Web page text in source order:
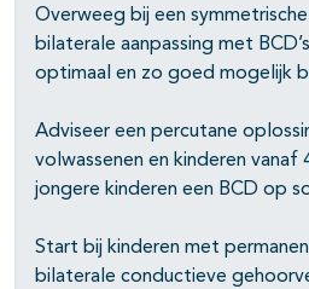
Overweeg bij een
bilaterale aanpassing met
optimaal en zo goed mogelijk
Adviseer een percutane
volwassenen en kinderen vanaf
jongere kinderen een BCD op
Start bij kinderen met
bilaterale conductieve